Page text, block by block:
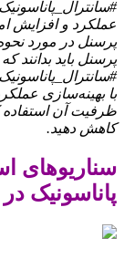
عملکرد و افزایش
پرسنل در مورد
پرسنل باید بدانند
با بهینه‌سازی
ظرفیت آن استفاده
کاهش دهید.
سناریوهای
پاناسونیک